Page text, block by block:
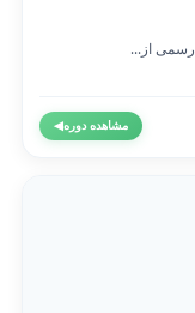
از...
مشاهده دوره◀